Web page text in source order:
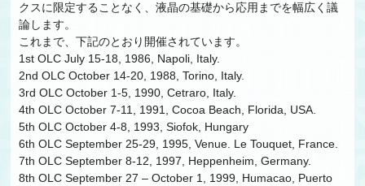
クスに限定することなく、液晶の基礎から応用までを幅広く議
論します。
これまで、下記のとおり開催されています。
1st OLC July 15-18, 1986, Napoli, Italy.
2nd OLC October 14-20, 1988, Torino, Italy.
3rd OLC October 1-5, 1990, Cetraro, Italy.
4th OLC October 7-11, 1991, Cocoa Beach, Florida, USA.
5th OLC October 4-8, 1993, Siofok, Hungary
6th OLC September 25-29, 1995, Venue. Le Touquet, France.
7th OLC September 8-12, 1997, Heppenheim, Germany.
8th OLC September 27 – October 1, 1999, Humacao, Puerto